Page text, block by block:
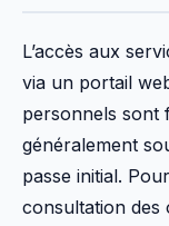
L’accès aux
via un portail
personnels sont
généralement
passe initial.
consultation des